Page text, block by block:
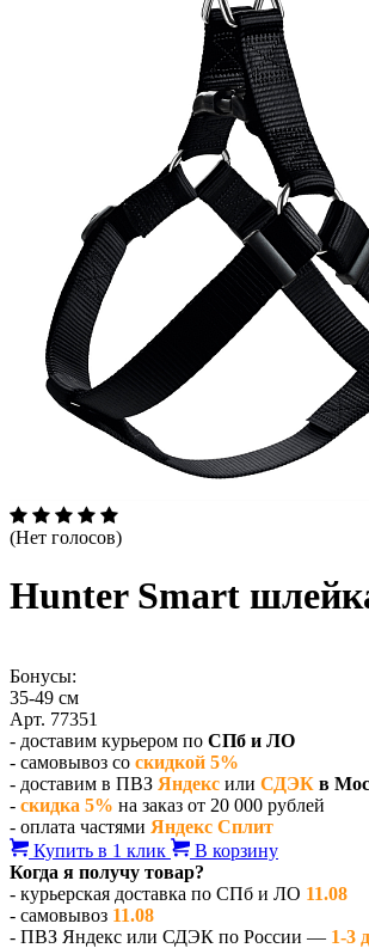
(Нет голосов)
Hunter Smart
Бонусы:
35-49 см
Арт. 77351
- доставим курьером по СПб и ЛО
- самовывоз со скидкой 5%
- доставим в ПВЗ Яндекс или СДЭК в
- скидка 5% на заказ от 20 000 рублей
- оплата частями Яндекс Сплит
Купить в 1 клик
В корзину
Когда я получу товар?
- курьерская доставка по СПб и ЛО 11.08
- самовывоз 11.08
- ПВЗ Яндекс или СДЭК по России — 1-3